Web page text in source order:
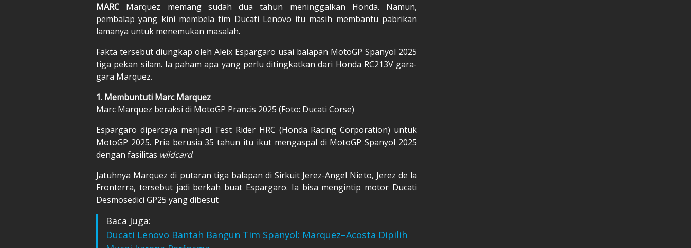
MARC Marquez memang sudah dua tahun meninggalkan Honda. Namun,
pembalap yang kini membela tim Ducati Lenovo itu masih membantu pabrikan
lamanya untuk menemukan masalah.
Fakta tersebut diungkap oleh Aleix Espargaro usai balapan MotoGP Spanyol 2025
tiga pekan silam. Ia paham apa yang perlu ditingkatkan dari Honda RC213V gara-
gara Marquez.
1. Membuntuti Marc Marquez
Marc Marquez beraksi di MotoGP Prancis 2025 (Foto: Ducati Corse)
Espargaro dipercaya menjadi Test Rider HRC (Honda Racing Corporation) untuk
MotoGP 2025. Pria berusia 35 tahun itu ikut mengaspal di MotoGP Spanyol 2025
dengan fasilitas wildcard.
Jatuhnya Marquez di putaran tiga balapan di Sirkuit Jerez-Angel Nieto, Jerez de la
Fronterra, tersebut jadi berkah buat Espargaro. Ia bisa mengintip motor Ducati
Desmosedici GP25 yang dibesut
Baca Juga:
Ducati Lenovo Bantah Bangun Tim Spanyol: Marquez–Acosta Dipilih